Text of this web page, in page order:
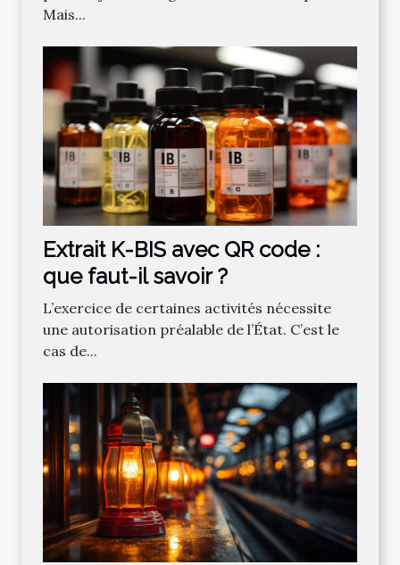
Mais...
Extrait K-BIS avec QR code :
que faut-il savoir ?
L’exercice de certaines activités nécessite
une autorisation préalable de l’État. C’est le
cas de...